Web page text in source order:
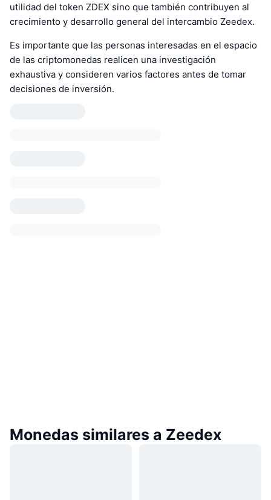
utilidad del token ZDEX sino que también contribuyen al
crecimiento y desarrollo general del intercambio Zeedex.
Es importante que las personas interesadas en el espacio
de las criptomonedas realicen una investigación
exhaustiva y consideren varios factores antes de tomar
decisiones de inversión.
Monedas similares a Zeedex